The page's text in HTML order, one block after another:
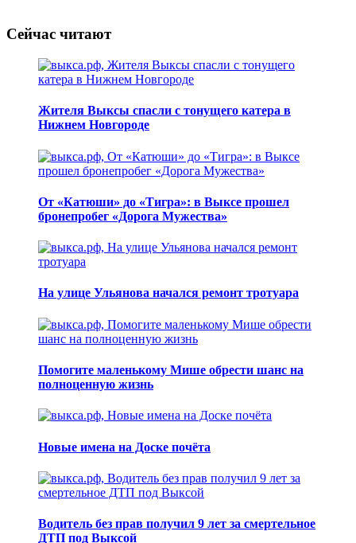
Сейчас читают
Жителя Выксы спасли с тонущего катера в
Нижнем Новгороде
От «Катюши» до «Тигра»: в Выксе прошел
бронепробег «Дорога Мужества»
На улице Ульянова начался ремонт тротуара
Помогите маленькому Мише обрести шанс на
полноценную жизнь
Новые имена на Доске почёта
Водитель без прав получил 9 лет за смертельное
ДТП под Выксой